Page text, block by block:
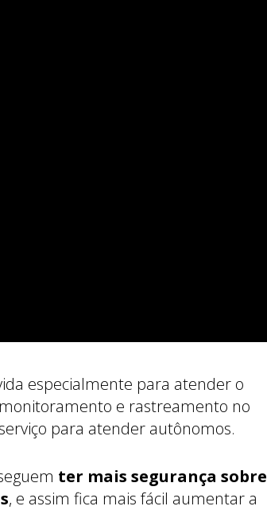
especialmente para atender o
e rastreamento no
para atender autônomos.
ter mais segurança sobre
, e assim fica mais fácil aumentar a